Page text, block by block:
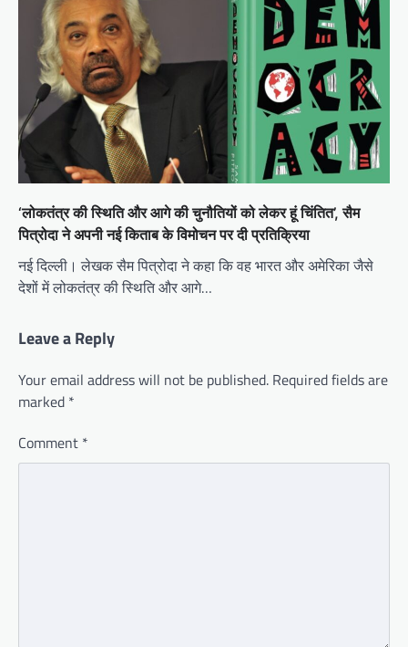
‘लोकतंत्र की स्थिति और आगे की चुनौतियों को लेकर हूं चिंतित’, सैम
पित्रोदा ने अपनी नई किताब के विमोचन पर दी प्रतिक्रिया
नई दिल्ली। लेखक सैम पित्रोदा ने कहा कि वह भारत और अमेरिका जैसे
देशों में लोकतंत्र की स्थिति और आगे…
Leave a Reply
Your email address will not be published. Required fields are
marked *
Comment *